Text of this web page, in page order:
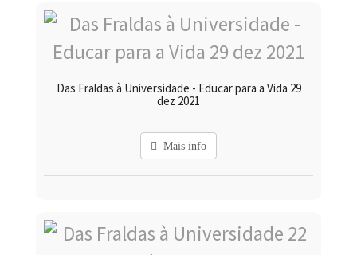
Das Fraldas à Universidade - Educar para a Vida 29
dez 2021
Mais info